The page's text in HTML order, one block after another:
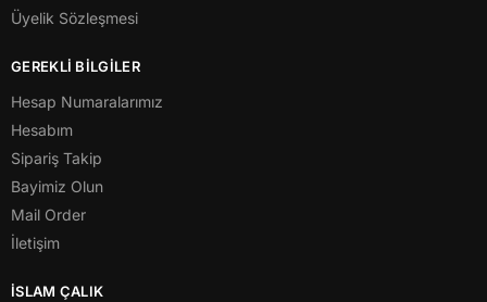
Üyelik Sözleşmesi
GEREKLİ BİLGİLER
Hesap Numaralarımız
Hesabım
Sipariş Takip
Bayimiz Olun
Mail Order
İletişim
İSLAM ÇALIK